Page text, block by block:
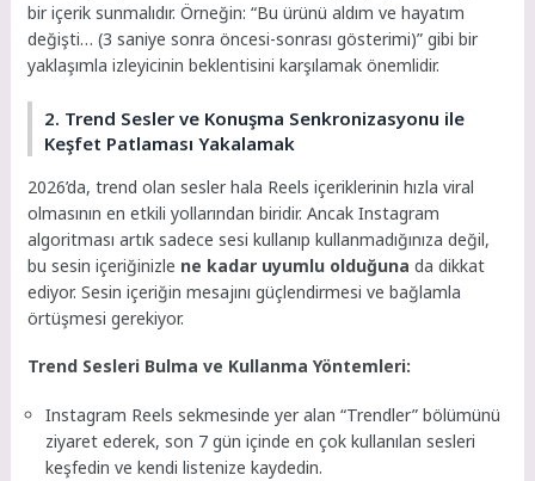
bir içerik sunmalıdır. Örneğin: “Bu ürünü aldım ve hayatım
değişti… (3 saniye sonra öncesi-sonrası gösterimi)” gibi bir
yaklaşımla izleyicinin beklentisini karşılamak önemlidir.
2. Trend Sesler ve Konuşma Senkronizasyonu ile
Keşfet Patlaması Yakalamak
2026’da, trend olan sesler hala Reels içeriklerinin hızla viral
olmasının en etkili yollarından biridir. Ancak Instagram
algoritması artık sadece sesi kullanıp kullanmadığınıza değil,
bu sesin içeriğinizle ne kadar uyumlu olduğuna da dikkat
ediyor. Sesin içeriğin mesajını güçlendirmesi ve bağlamla
örtüşmesi gerekiyor.
Trend Sesleri Bulma ve Kullanma Yöntemleri:
Instagram Reels sekmesinde yer alan “Trendler” bölümünü
ziyaret ederek, son 7 gün içinde en çok kullanılan sesleri
keşfedin ve kendi listenize kaydedin.